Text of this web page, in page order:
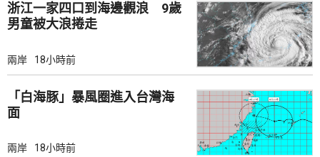
浙江一家四口到海邊觀浪 9歲
男童被大浪捲走
兩岸 18小時前
「白海豚」暴風圈進入台灣海
面
兩岸 18小時前